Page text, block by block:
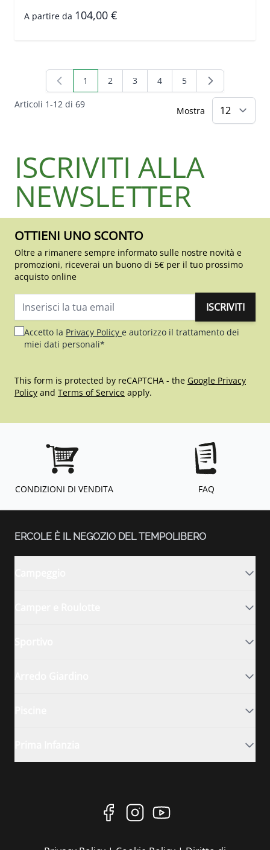
A partire da 104,00 €
Articoli 1-12 di 69
Attualmente stai leggendo la pagina
1 Pagina
2 Pagina
3 Pagina
4 Pagina
5
Mostra
ISCRIVITI ALLA
NEWSLETTER
OTTIENI UNO SCONTO
Oltre a rimanere sempre informato sulle nostre novità e
promozioni, riceverai un buono di 5€ per il tuo prossimo
acquisto online
ISCRIVITI
Accetto la Privacy Policy e autorizzo il trattamento dei
miei dati personali*
This form is protected by reCAPTCHA - the Google Privacy
Policy and Terms of Service apply.
CONDIZIONI DI VENDITA FAQ
ERCOLE È IL NEGOZIO DEL TEMPOLIBERO